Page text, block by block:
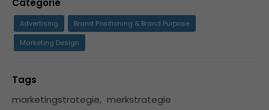
Categorie
Advertising
Brand Positioning & Brand Purpose
Marketing Design
Tags
marketingstrategie, merkstrategie